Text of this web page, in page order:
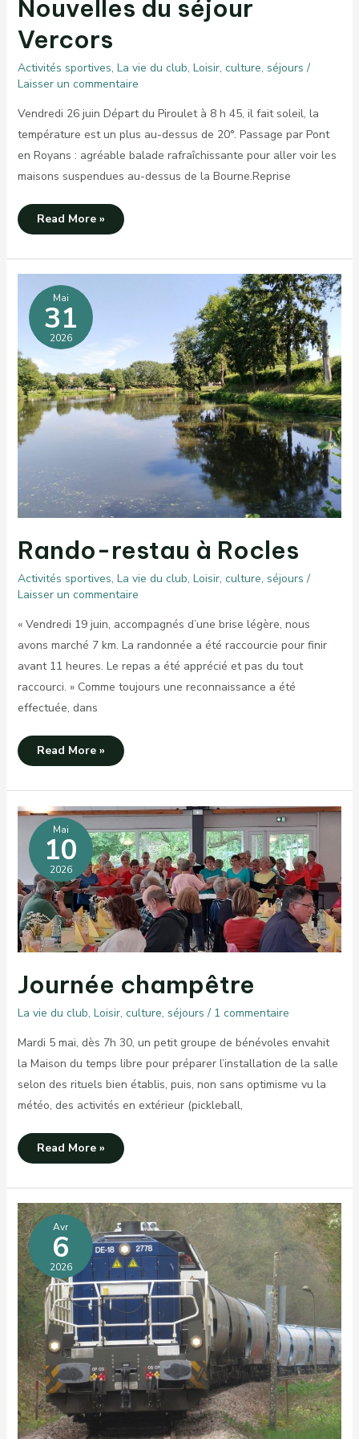
Nouvelles du séjour
Vercors
Activités sportives, La vie du club, Loisir, culture, séjours /
Laisser un commentaire
Vendredi 26 juin Départ du Piroulet à 8 h 45, il fait soleil, la
température est un plus au-dessus de 20°. Passage par Pont
en Royans : agréable balade rafraîchissante pour aller voir les
maisons suspendues au-dessus de la Bourne.Reprise
Nouvelles
Read More »
Mai
31
2026
Rando-restau à Rocles
Activités sportives, La vie du club, Loisir, culture, séjours /
Laisser un commentaire
« Vendredi 19 juin, accompagnés d’une brise légère, nous
avons marché 7 km. La randonnée a été raccourcie pour finir
avant 11 heures. Le repas a été apprécié et pas du tout
raccourci. » Comme toujours une reconnaissance a été
effectuée, dans
Rando-
Read More »
Mai
10
2026
Journée champêtre
La vie du club, Loisir, culture, séjours / 1 commentaire
Mardi 5 mai, dès 7h 30, un petit groupe de bénévoles envahit
la Maison du temps libre pour préparer l’installation de la salle
selon des rituels bien établis, puis, non sans optimisme vu la
météo, des activités en extérieur (pickleball,
Journée
Read More »
Avr
6
2026